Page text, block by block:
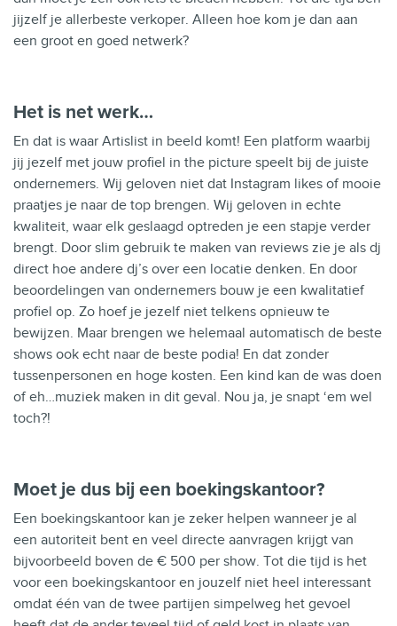
jijzelf je allerbeste verkoper. Alleen hoe kom je dan aan
een groot en goed netwerk?
Het is net werk…
En dat is waar Artislist in beeld komt! Een platform waarbij
jij jezelf met jouw profiel in the picture speelt bij de juiste
ondernemers. Wij geloven niet dat Instagram likes of mooie
praatjes je naar de top brengen. Wij geloven in echte
kwaliteit, waar elk geslaagd optreden je een stapje verder
brengt. Door slim gebruik te maken van reviews zie je als dj
direct hoe andere dj’s over een locatie denken. En door
beoordelingen van ondernemers bouw je een kwalitatief
profiel op. Zo hoef je jezelf niet telkens opnieuw te
bewijzen. Maar brengen we helemaal automatisch de beste
shows ook echt naar de beste podia! En dat zonder
tussenpersonen en hoge kosten. Een kind kan de was doen
of eh…muziek maken in dit geval. Nou ja, je snapt ‘em wel
toch?!
Moet je dus bij een boekingskantoor?
Een boekingskantoor kan je zeker helpen wanneer je al
een autoriteit bent en veel directe aanvragen krijgt van
bijvoorbeeld boven de € 500 per show. Tot die tijd is het
voor een boekingskantoor en jouzelf niet heel interessant
omdat één van de twee partijen simpelweg het gevoel